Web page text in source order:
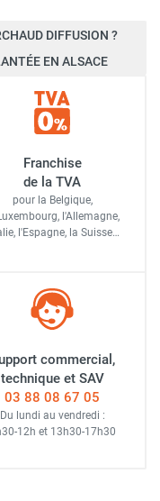
DIFFUSION ?
EN ALSACE
Franchise
de la TVA
pour la Belgique,
l'Allemagne,
l'Espagne, la Suisse…
commercial,
technique et SAV
03 88 08 67 05
Du lundi au vendredi :
12h et 13h30-17h30